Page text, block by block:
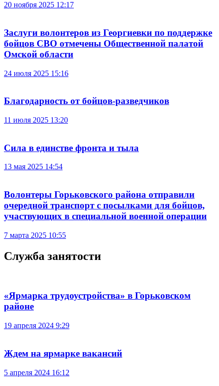
20 ноября 2025 12:17
Заслуги волонтеров из Георгиевки по поддержке
бойцов СВО отмечены Общественной палатой
Омской области
24 июля 2025 15:16
Благодарность от бойцов-разведчиков
11 июля 2025 13:20
Сила в единстве фронта и тыла
13 мая 2025 14:54
Волонтеры Горьковского района отправили
очередной транспорт с посылками для бойцов,
участвующих в специальной военной операции
7 марта 2025 10:55
Служба занятости
«Ярмарка трудоустройства» в Горьковском
районе
19 апреля 2024 9:29
Ждем на ярмарке вакансий
5 апреля 2024 16:12